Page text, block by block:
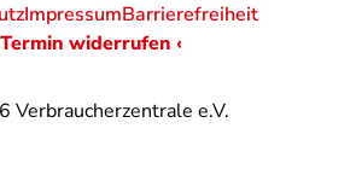
Verbraucherzentrale e.V.
ImpressumBarrierefreiheit
Termin widerrufen ‹